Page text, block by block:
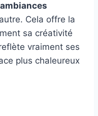
ambiances
Cela offre la
sa créativité
vraiment ses
plus chaleureux